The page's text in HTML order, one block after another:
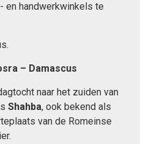
en handwerkwinkels te
– Damascus
naar het zuiden van
Shahba, ook bekend als
van de Romeinse